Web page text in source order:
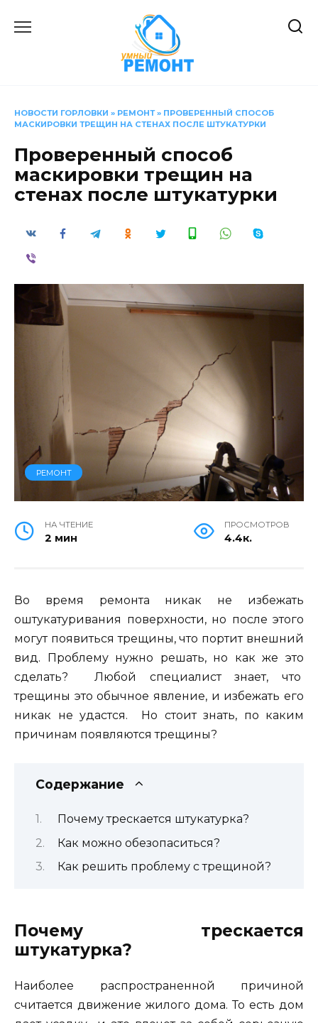
НОВОСТИ ГОРЛОВКИ » РЕМОНТ» ПРОВЕРЕННЫЙ СПОСОБ
МАСКИРОВКИ ТРЕЩИН НА СТЕНАХ ПОСЛЕ ШТУКАТУРКИ
Проверенный способ
маскировки трещин на
стенах после штукатурки
РЕМОНТ
НА ЧТЕНИЕ
2 мин
ПРОСМОТРОВ
4.4к.
Во время ремонта никак не избежать
оштукатуривания поверхности, но после этого
могут появиться трещины, что портит внешний
вид. Проблему нужно решать, но как же это
сделать? Любой специалист знает, что
трещины это обычное явление, и избежать его
никак не удастся. Но стоит знать, по каким
причинам появляются трещины?
Содержание
Почему трескается штукатурка?
Как можно обезопаситься?
Как решить проблему с трещиной?
Почему трескается
штукатурка?
Наиболее распространенной причиной
считается движение жилого дома. То есть дом